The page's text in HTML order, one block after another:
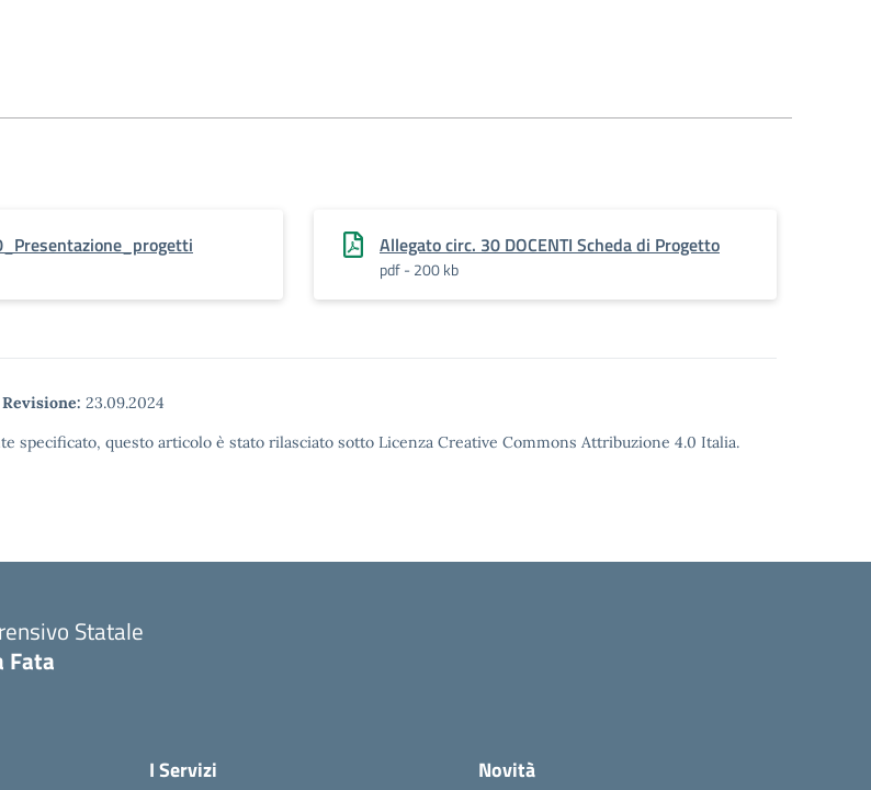
Allegato circ. 30 DOCENTI Scheda di Progetto
pdf - 200 kb
Revisione: 23.09.2024
specificato, questo articolo è stato rilasciato sotto Licenza Creative Commons Attribuzione 4.0 Italia.
Statale
Fata
I Servizi Novità